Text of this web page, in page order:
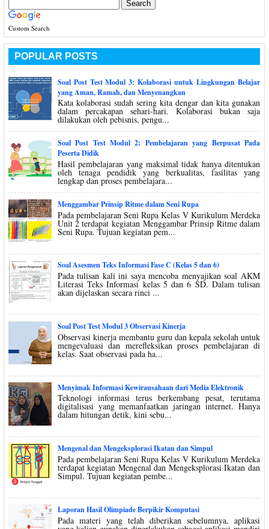
Custom Search
POPULAR POSTS
Soal Post Test Modul 3: Kolaborasi untuk Lingkungan Belajar
yang Aman, Ramah, dan Menyenangkan
Kata kolaborasi sudah sering kita dengar dan kita gunakan
dalam percakapan sehari-hari. Kolaborasi bukan saja
dilakukan oleh pebisnis, pengu...
Soal Post Test Modul 2: Pembelajaran yang Berpusat Pada
Peserta Didik
Hasil pembelajaran yang maksimal tidak hanya ditentukan
oleh tenaga pendidik yang berkualitas, fasilitas yang
lengkap dan proses pembelajara...
Menggambar Prinsip Ritme dalam Seni Rupa
Pada pembelajaran Seni Rupa Kelas V Kurikulum Merdeka
Unit 2 terdapat kegiatan Menggambar Prinsip Ritme dalam
Seni Rupa. Tujuan kegiatan pem...
Soal Asesmen Teks Informasi Fase C (Kelas 5 dan 6)
Pada tulisan kali ini saya mencoba menyajikan soal AKM
Literasi Teks Informasi kelas 5 dan 6 SD. Dalam tulisan
akan dijelaskan secara rinci ...
Soal Post Test Modul 3 Observasi Kinerja
Observasi kinerja membantu guru dan kepala sekolah untuk
mengevaluasi dan merefleksikan proses pembelajaran di
kelas. Saat observasi pada ha...
Menyimak Informasi Kewirausahaan dari Media Elektronik
Teknologi informasi terus berkembang pesat, terutama
digitalisasi yang memanfaatkan jaringan internet. Hanya
dalam hitungan detik, kini sebu...
Mengenal dan Mengeksplorasi Ikatan dan Simpul
Pada pembelajaran Seni Rupa Kelas V Kurikulum Merdeka
terdapat kegiatan Mengenal dan Mengeksplorasi Ikatan dan
Simpul. Tujuan kegiatan pembe...
Laporan Hasil Olimpiade Berpikir Komputasi
Pada materi yang telah diberikan sebelumnya, aplikasi